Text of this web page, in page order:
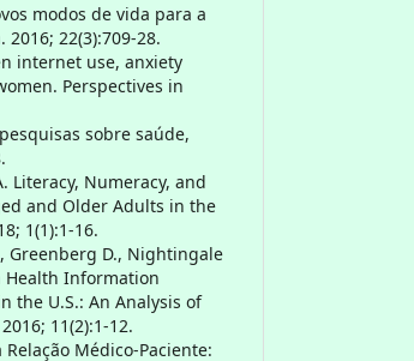
modos de vida para a
22(3):709-28.
internet use, anxiety
Perspectives in
sobre saúde,
Literacy, Numeracy, and
and Older Adults in the
1(1):1-16.
Greenberg D., Nightingale
Health Information
the U.S.: An Analysis of
11(2):1-12.
Médico-Paciente: